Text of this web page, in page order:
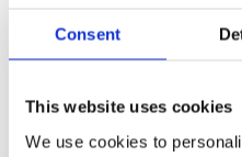
Consent
This website uses cookies
We use cookies to
em recipientes separados.
contadores total e diário,